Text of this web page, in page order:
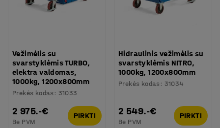
Vežimėlis su
svarstyklėmis TURBO,
elektra valdomas,
1000kg, 1200x800mm
Prekės kodas : 31033
2 975.-€
Be PVM
PIRKTI
Hidraulinis vežimėlis su
svarstyklėmis NITRO,
1000kg, 1200x800mm
Prekės kodas : 31034
2 549.-€
Be PVM
PIRKTI